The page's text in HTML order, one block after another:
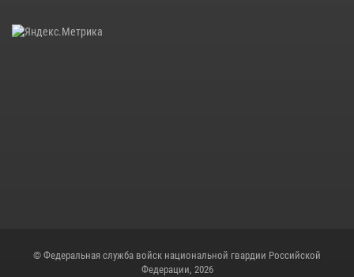
© Федеральная служба войск национальной гвардии Российской
Федерации, 2026